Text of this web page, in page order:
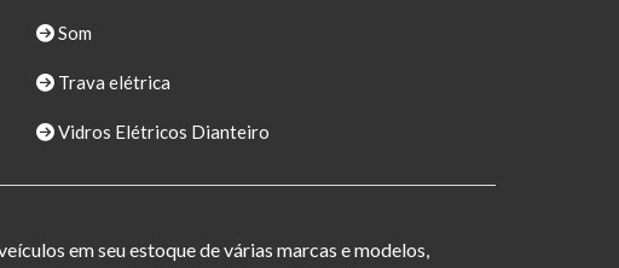
Som
Trava elétrica
Vidros Elétricos Dianteiro
em seu estoque de várias marcas e modelos,